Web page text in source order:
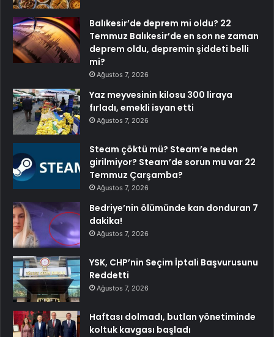
Balıkesir’de deprem mi oldu? 22
Temmuz Balıkesir’de en son ne zaman
deprem oldu, depremin şiddeti belli
mi?
Ağustos 7, 2026
Yaz meyvesinin kilosu 300 liraya
fırladı, emekli isyan etti
Ağustos 7, 2026
Steam çöktü mü? Steam’e neden
girilmiyor? Steam’de sorun mu var 22
Temmuz Çarşamba?
Ağustos 7, 2026
Bedriye’nin ölümünde kan donduran 7
dakika!
Ağustos 7, 2026
YSK, CHP’nin Seçim İptali Başvurusunu
Reddetti
Ağustos 7, 2026
Haftası dolmadı, butlan yönetiminde
koltuk kavgası başladı